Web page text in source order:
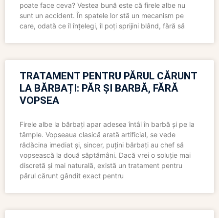
poate face ceva? Vestea bună este că firele albe nu
sunt un accident. În spatele lor stă un mecanism pe
care, odată ce îl înțelegi, îl poți sprijini blând, fără să
TRATAMENT PENTRU PĂRUL CĂRUNT
LA BĂRBAȚI: PĂR ȘI BARBĂ, FĂRĂ
VOPSEA
Firele albe la bărbați apar adesea întâi în barbă și pe la
tâmple. Vopseaua clasică arată artificial, se vede
rădăcina imediat și, sincer, puțini bărbați au chef să
vopsească la două săptămâni. Dacă vrei o soluție mai
discretă și mai naturală, există un tratament pentru
părul cărunt gândit exact pentru